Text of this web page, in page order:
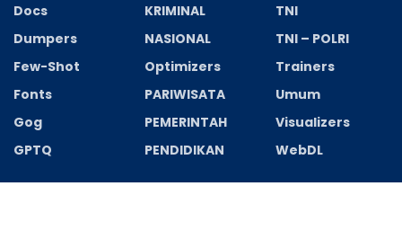
Docs
Dumpers
Few-Shot
Fonts
Gog
GPTQ
KRIMINAL
NASIONAL
Optimizers
PARIWISATA
PEMERINTAH
PENDIDIKAN
TNI
TNI – POLRI
Trainers
Umum
Visualizers
WebDL